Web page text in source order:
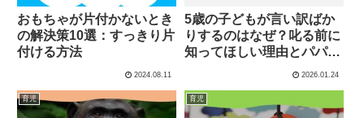
おもちゃが片付かないとき
の解決策10選：すっきり片
付ける方法
2024.08.11
5歳の子どもが言い訳ばか
りするのはなぜ？叱る前に
知ってほしい理由とパパの
2026.01.24
育児 育児